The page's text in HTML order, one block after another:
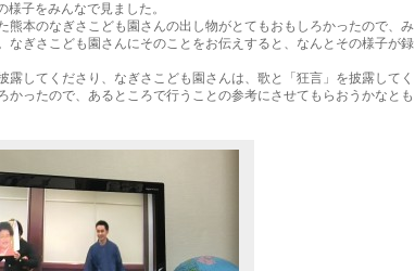
子をみんなで見ました。
熊本のなぎさこども園さんの出し物がとてもおもしろかったので、み
なぎさこども園さんにそのことをお伝えすると、なんとその様子が録
してくださり、なぎさこども園さんは、歌と「狂言」を披露してく
かったので、あるところで行うことの参考にさせてもらおうかなとも